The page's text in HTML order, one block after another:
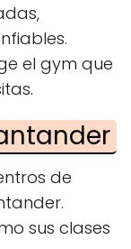
el gym que
de
sus clases